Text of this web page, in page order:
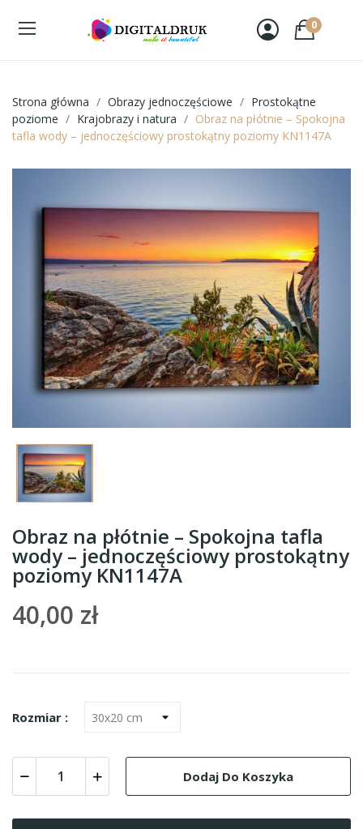
0
Strona główna Obrazy jednoczęściowe
Prostokątne
poziome
Krajobrazy i natura
Obraz na płótnie – Spokojna
tafla wody – jednoczęściowy prostokątny poziomy KN1147A
Obraz na płótnie – Spokojna tafla
wody – jednoczęściowy prostokątny
poziomy KN1147A
40,00 zł
Rozmiar :
Dodaj Do Koszyka